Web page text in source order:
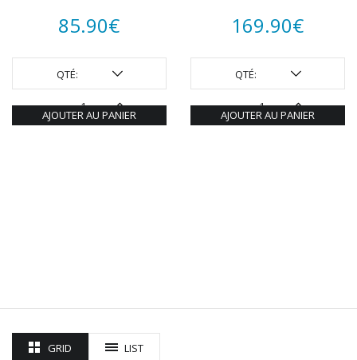
85.90€
QTÉ:
AJOUTER AU PANIER
169.90€
QTÉ:
AJOUTER AU PANIER
GRID LIST